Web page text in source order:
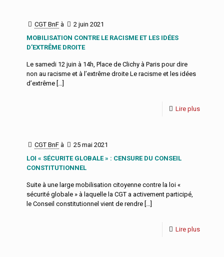
CGT BnF à
2 juin 2021
MOBILISATION CONTRE LE RACISME ET LES IDÉES
D’EXTRÊME DROITE
Le samedi 12 juin à 14h, Place de Clichy à Paris pour dire
non au racisme et à l’extrême droite Le racisme et les idées
d’extrême […]
Lire plus
CGT BnF à
25 mai 2021
LOI « SÉCURITE GLOBALE » : CENSURE DU CONSEIL
CONSTITUTIONNEL
Suite à une large mobilisation citoyenne contre la loi «
sécurité globale » à laquelle la CGT a activement participé,
le Conseil constitutionnel vient de rendre […]
Lire plus